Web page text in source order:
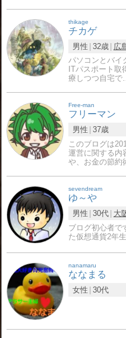
thikage
チカゲ
男性 32歳 広
パソコンとバイ
ITパスポート取
療しつつ自宅
Free-man
フリーマン
男性 37歳
このブログは
運営に関する内
や、お金の節約
sevendream
ゆ～や
男性 30代
大
ブログ初心者で
nanamaru
ななまる
女性 30代